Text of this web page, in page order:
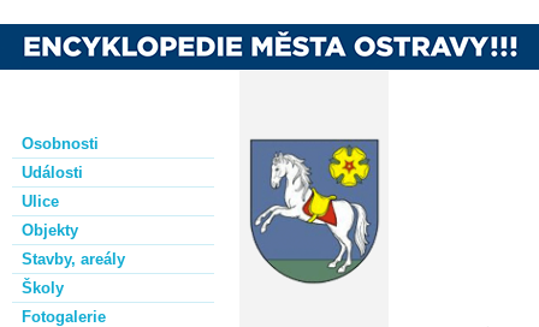
Osobnosti
Události
Ulice
Objekty
Stavby, areály
Školy
Fotogalerie